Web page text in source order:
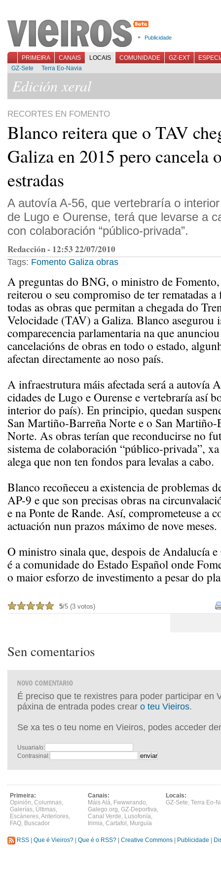
Publicidade
PRIMEIRA CANAIS LOCAIS COMUNIDADE GZ-EXT
GZ-Sete
Terra Eo-Navia
Edición xeral
RECORTES EN FOMENTO
Blanco reitera que o TAV
Galiza en 2015 pero cancela
estradas
A autovía A-56, que vertebraría o
de Lugo e Ourense, terá que levarse a
con colaboración “público-privada”.
Redacción - 12:53 22/07/2010
Tags: Fomento Galiza obras
A preguntas do BNG, o ministro de
reiterou o seu compromiso de ter rematadas
todas as obras que permitan a chegada do
Velocidade (TAV) a Galiza. Blanco asegurou
comparecencia parlamentaria na que
cancelacións de obras en todo o estado,
afectan directamente ao noso país.
A infraestrutura máis afectada será a autovía
cidades de Lugo e Ourense e vertebraría así
interior do país). En principio, quedan
San Martiño-Barreña Norte e o San
Norte. As obras terían que reconducirse no
sistema de colaboración “público-privada”,
alega que non ten fondos para levalas a cabo.
Blanco recoñeceu a existencia de problemas
AP-9 e que son precisas obras na
e na Ponte de Rande. Así, comprometeuse a
actuación nun prazos máximo de nove meses.
O ministro sinala que, despois de Andalucía
é a comunidade do Estado Español onde
o maior esforzo de investimento a pesar do
5/5 (3 votos)
Sen comentarios
É preciso que te rexistres para poder participar en
páxina de entrada podes crear o teu Vieiros.
Se xa tes o teu nome en Vieiros, podes acceder
Usuaria/o:
Contrasinal:
Primeira:
Opinión, Columnas,
Galerías, Últimas,
Escáneres,Anteriores,
FAQ, Buscador
Canais:
Máis Alá, Fwwwrando,
Galego.org, GZ-Deportiva,
Canal Verde, Lusofonía,
Irimia, Cartafol , Murguía
Locais:
GZ-Sete, Terra Eo-
RSS Que é Vieiros? Que é o RSS? Creative Commons Publicidade